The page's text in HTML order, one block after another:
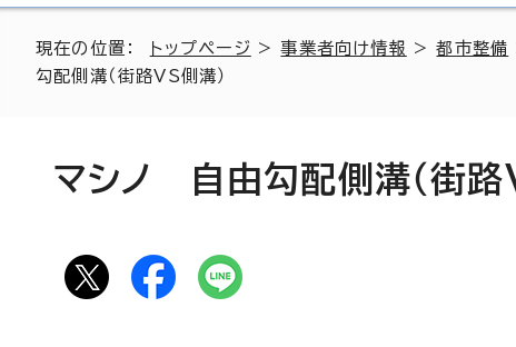
現在の位置： トップページ >事業者向け情報 >都市整備
勾配側溝（街路VS側溝）
マシノ 自由勾配側溝（街路